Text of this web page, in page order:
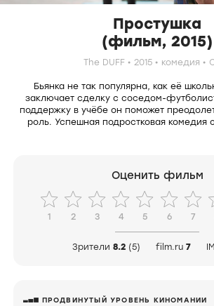
Простушка
(фильм, 2015)
The DUFF 2015 комедия
Бьянка не так популярна, как её
заключает сделку с соседом-
поддержку в учёбе он поможет
роль. Успешная подростковая комедия
Оценить фильм
1 2 3 4 5 6 7
Зрители 8.2 (5) film.ru 7
ПРОДВИНУТЫЙ УРОВЕНЬ КИНОМАНИИ